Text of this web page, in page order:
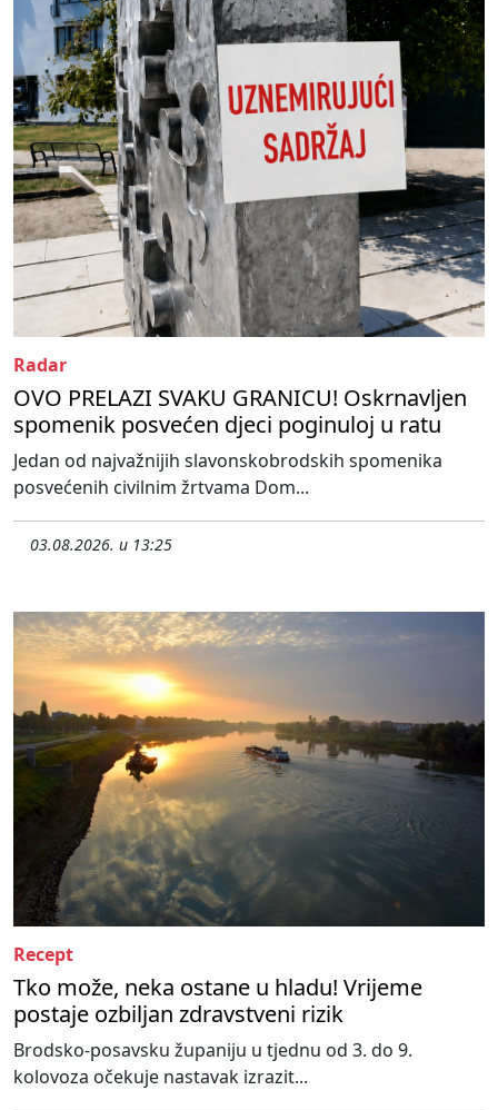
Radar
OVO PRELAZI SVAKU GRANICU! Oskrnavljen
spomenik posvećen djeci poginuloj u ratu
Jedan od najvažnijih slavonskobrodskih spomenika
posvećenih civilnim žrtvama Dom...
03.08.2026. u 13:25
Recept
Tko može, neka ostane u hladu! Vrijeme
postaje ozbiljan zdravstveni rizik
Brodsko-posavsku županiju u tjednu od 3. do 9.
kolovoza očekuje nastavak izrazit...